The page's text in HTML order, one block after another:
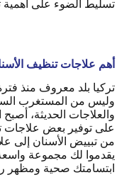
تسليط الضوء على أهمية
أهم علاجات تنظيف
تركيا بلد معروف منذ فترة
وليس من المستغرب
والعلاجات الحديثة، أصبح
على توفير بعض علاجات
من تبييض الأسنان إلى
يقدموا لك مجموعة
ابتسامتك صحية ومظهر